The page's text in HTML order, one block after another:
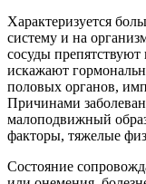
Характеризуется
систему и на
сосуды
искажают
половых органов,
Причинами
малоподвижный
факторы, тяжелые
Состояние